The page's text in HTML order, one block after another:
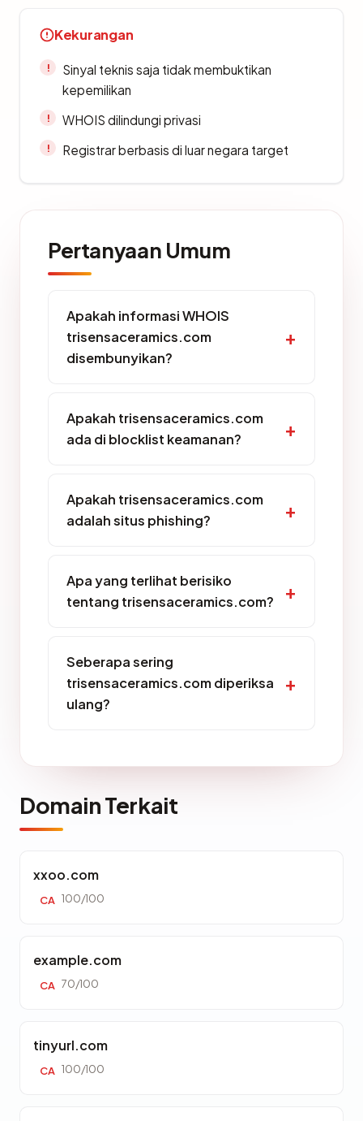
Kekurangan
Sinyal teknis saja tidak membuktikan
kepemilikan
WHOIS dilindungi privasi
Registrar berbasis di luar negara target
Pertanyaan Umum
Apakah informasi WHOIS
trisensaceramics.com
disembunyikan?
Apakah trisensaceramics.com
ada di blocklist keamanan?
Apakah trisensaceramics.com
adalah situs phishing?
Apa yang terlihat berisiko
tentang trisensaceramics.com?
Seberapa sering
trisensaceramics.com diperiksa
ulang?
Domain Terkait
xxoo.com
CA 100/100
example.com
CA 70/100
tinyurl.com
CA 100/100